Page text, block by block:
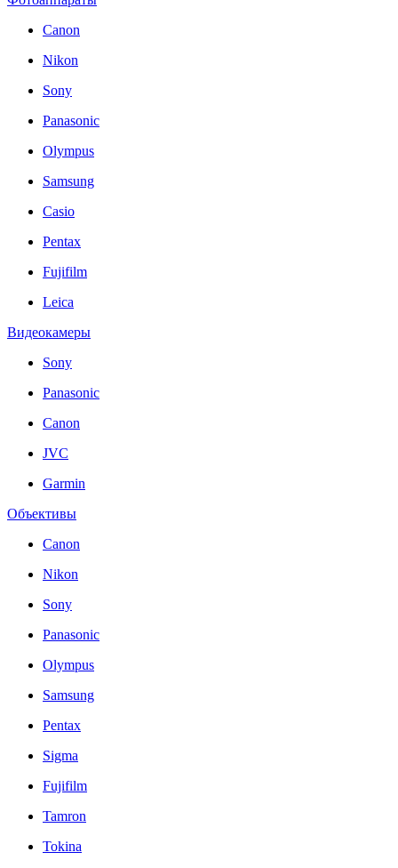
Canon
Nikon
Sony
Panasonic
Olympus
Samsung
Casio
Pentax
Fujifilm
Leica
Видеокамеры
Sony
Panasonic
Canon
JVC
Garmin
Объективы
Canon
Nikon
Sony
Panasonic
Olympus
Samsung
Pentax
Sigma
Fujifilm
Tamron
Tokina